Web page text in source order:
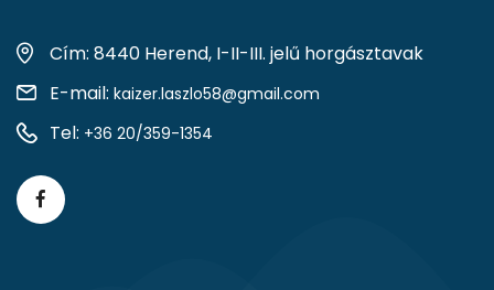
Cím: 8440 Herend, I-II-III. jelű horgásztavak
E-mail: kaizer.laszlo58@gmail.com
Tel: +36 20/359-1354